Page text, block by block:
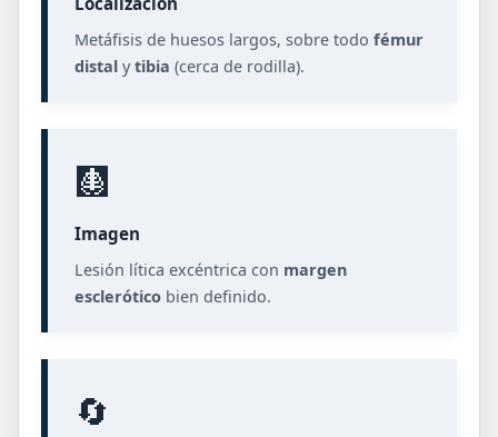
Metáfisis de huesos largos, sobre todo fémur
distal ytibia (cerca de rodilla).
🩻
Imagen
Lesión lítica excéntrica con margen
esclerótico bien definido.
🔄